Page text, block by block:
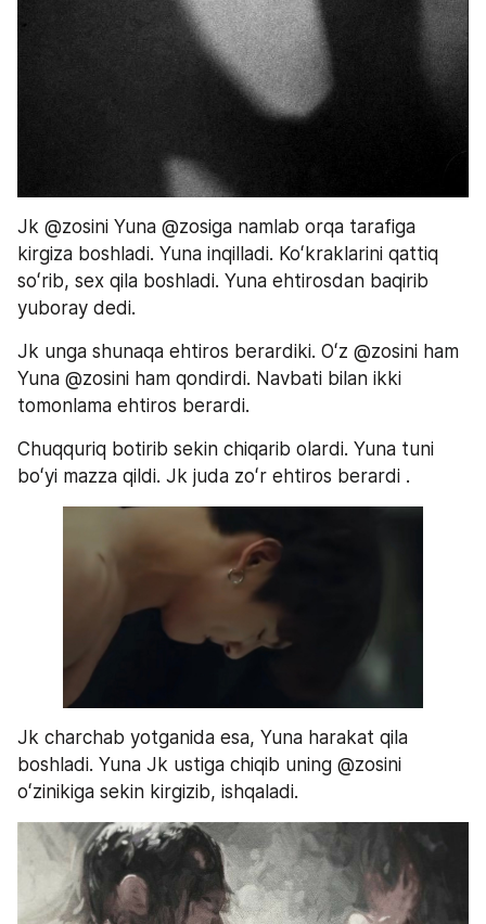
Jk @zosini Yuna @zosiga namlab orqa tarafiga
kirgiza boshladi. Yuna inqilladi. Koʻkraklarini qattiq
soʻrib, sex qila boshladi. Yuna ehtirosdan baqirib
yuboray dedi.
Jk unga shunaqa ehtiros berardiki. Oʻz @zosini ham
Yuna @zosini ham qondirdi. Navbati bilan ikki
tomonlama ehtiros berardi.
Chuqquriq botirib sekin chiqarib olardi. Yuna tuni
boʻyi mazza qildi. Jk juda zoʻr ehtiros berardi .
Jk charchab yotganida esa, Yuna harakat qila
boshladi. Yuna Jk ustiga chiqib uning @zosini
oʻzinikiga sekin kirgizib, ishqaladi.